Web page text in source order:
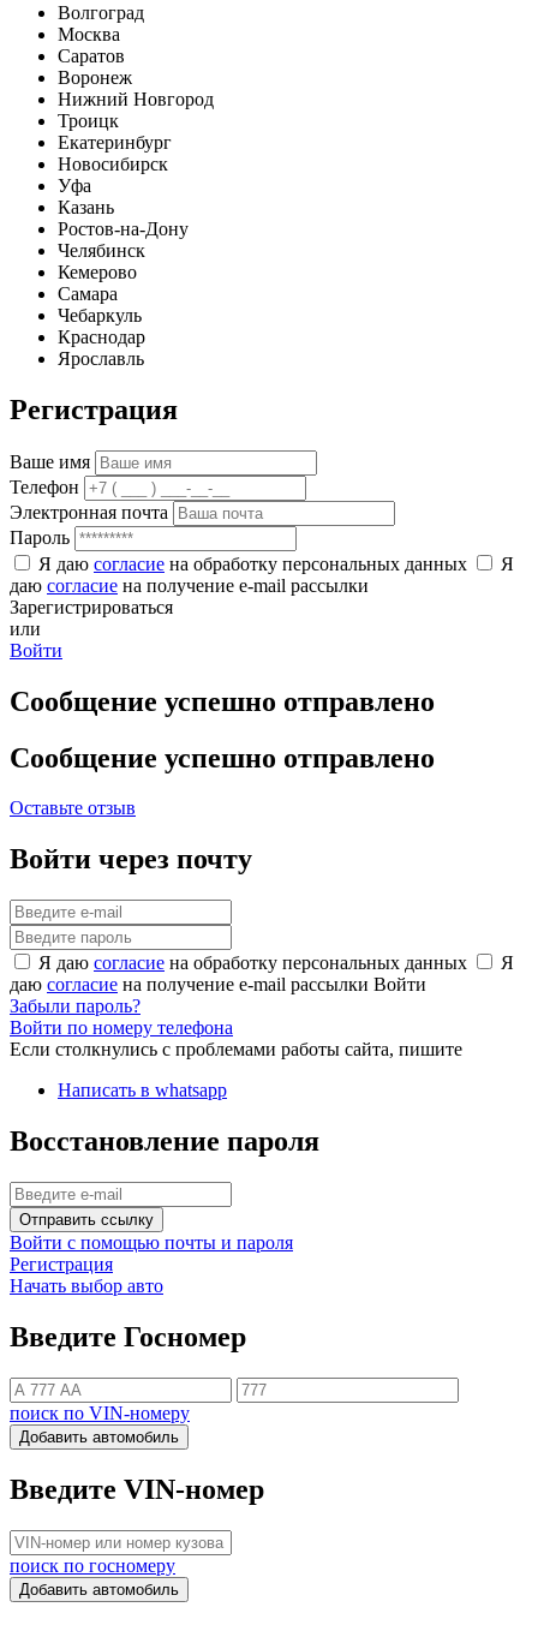
Волгоград
Москва
Саратов
Воронеж
Нижний Новгород
Троицк
Екатеринбург
Новосибирск
Уфа
Казань
Ростов-на-Дону
Челябинск
Кемерово
Самара
Чебаркуль
Краснодар
Ярославль
Регистрация
Ваше имя
Телефон
Электронная почта
Пароль
Я даю согласие на обработку персональных данных
Я
даю согласие на получение e-mail рассылки
Зарегистрироваться
или
Войти
Сообщение успешно отправлено
Сообщение успешно отправлено
Оставьте отзыв
Войти через почту
Я даю согласие на обработку персональных данных
Я
даю согласие на получение e-mail рассылки Войти
Забыли пароль?
Войти по номеру телефона
Если столкнулись с проблемами работы сайта, пишите
Написать в whatsapp
Восстановление пароля
Отправить ссылку
Войти с помощью почты и пароля
Регистрация
Начать выбор авто
Введите Госномер
поиск по VIN-номеру
Добавить автомобиль
Введите VIN-номер
поиск по госномеру
Добавить автомобиль